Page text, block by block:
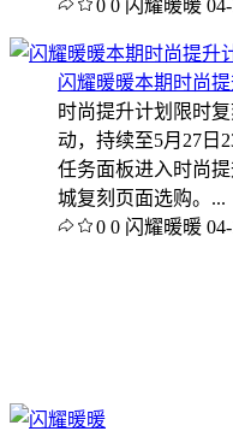
0 0 闪耀暖暖
闪耀暖暖本期时尚
时尚提升计划限时
动，持续至5月27日
任务面板进入时尚
城复刻页面选购。...
0 0 闪耀暖暖